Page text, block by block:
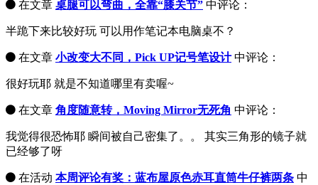
在文章 桌腿可以弯曲，全靠“膝关节” 中评论：
半跪下来比较好玩 可以用作笔记本电脑桌不？
在文章 小改变大不同，Pick UP记号笔设计中评论：
很好玩耶 就是不知道哪里有卖喔~
在文章 角度随意转，Moving Mirror无死角 中评论：
我觉得很恐怖耶 瞬间被自己密集了。。 其实三角形的镜子就
已经够了呀
在活动 本周评论有奖：蓝布屋原色赤耳直筒牛仔裤两条 中